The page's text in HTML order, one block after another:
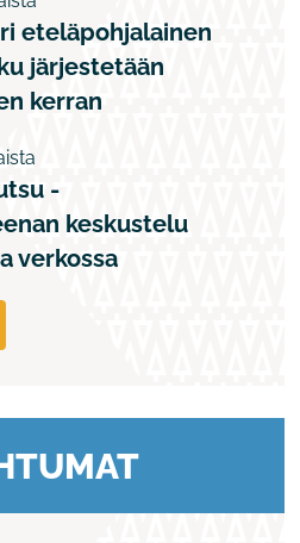
eteläpohjalainen
järjestetään
kerran
-
keskustelu
verkossa